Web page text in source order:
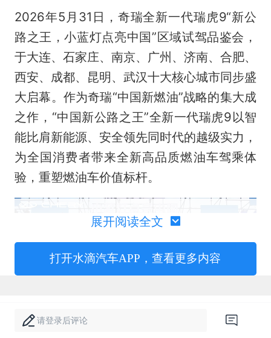
2026年5月31日，奇瑞全新一代瑞虎9“新公
路之王，小蓝灯点亮中国”区域试驾品鉴会，
于大连、石家庄、南京、广州、济南、合肥、
西安、成都、昆明、武汉十大核心城市同步盛
大启幕。作为奇瑞“中国新燃油”战略的集大成
之作，“中国新公路之王”全新一代瑞虎9以智
能比肩新能源、安全领先同时代的越级实力，
为全国消费者带来全新高品质燃油车驾乘体
验，重塑燃油车价值标杆。
展开阅读全文
打开水滴汽车APP，查看更多内容
请登录后评论